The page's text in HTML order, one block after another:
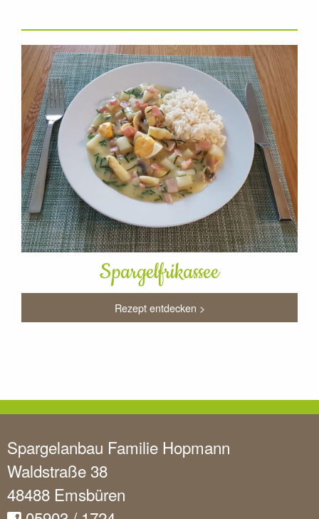
Spargelfrikassee
Rezept entdecken >
Spargelanbau Familie Hopmann
Waldstraße 38
48488 Emsbüren